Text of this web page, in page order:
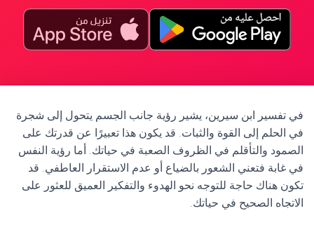
في تفسير ابن سيرين، يشير رؤية جانب الجسم يتحول إلى شجرة
في الحلم إلى القوة والثبات. قد يكون هذا تعبيرًا عن قدرتك على
الصمود والتأقلم في الظروف الصعبة في حياتك. أما رؤية النفس
في غابة فتعني الشعور بالضياع أو عدم الاستقرار العاطفي. قد
تكون هناك حاجة للتوجه نحو الهدوء والتفكير العميق للعثور على
الاتجاه الصحيح في حياتك.